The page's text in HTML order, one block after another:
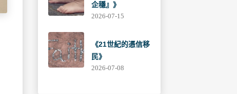
企穩』》
2026-07-15
《21世紀的憑信移
民》
2026-07-08